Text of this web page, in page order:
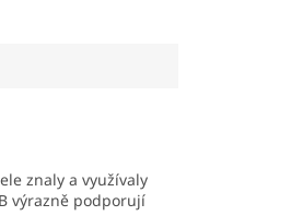
znaly a využívaly
výrazně podporují